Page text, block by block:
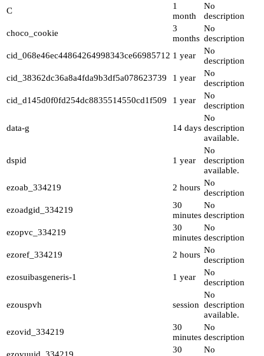
C
1
month
No
description
choco_cookie
3
months
No
description
cid_068e46ec44864264998343ce66985712 1 year
No
description
cid_38362dc36a8a4fda9b3df5a078623739
1 year
No
description
cid_d145d0f0fd254dc8835514550cd1f509
1 year
No
description
data-g 14 days
No
description
available.
dspid 1 year
No
description
available.
ezoab_334219
2 hours No
description
ezoadgid_334219
30
minutes
No
description
ezopvc_334219
30
minutes
No
description
ezoref_334219
2 hours No
description
ezosuibasgeneris-1
1 year
No
description
ezouspvh session
No
description
available.
ezovid_334219
30
minutes
No
description
30
No